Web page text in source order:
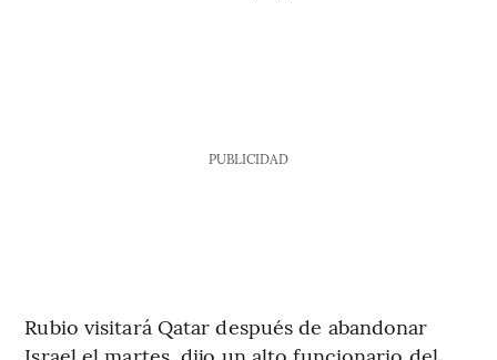
PUBLICIDAD
Rubio visitará Qatar después de abandonar